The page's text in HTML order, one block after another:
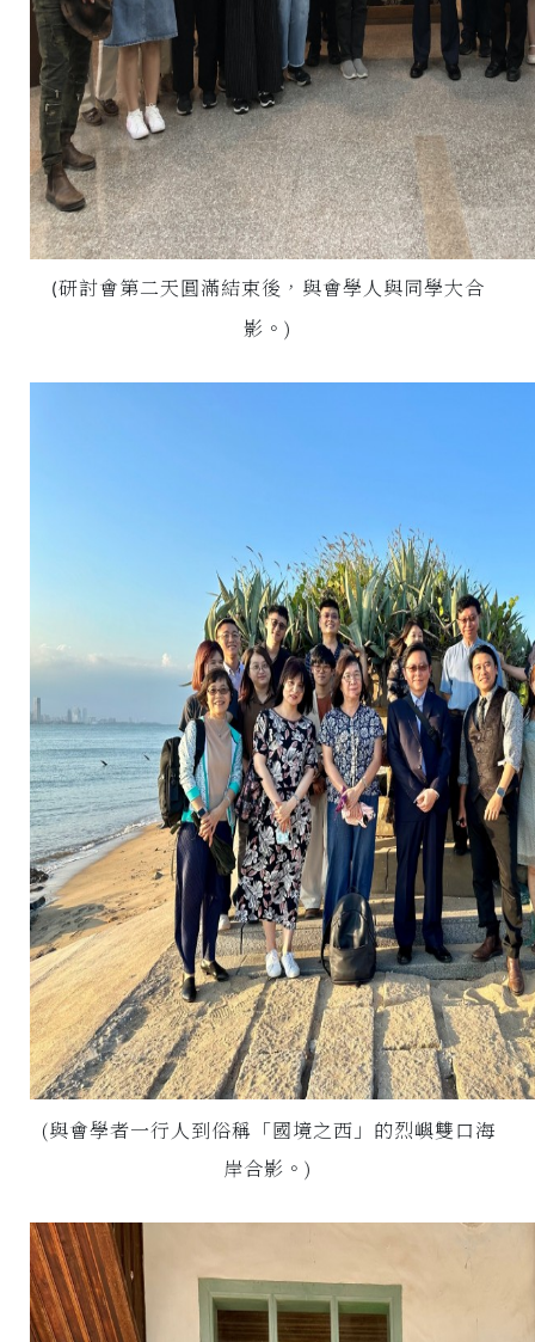
(研討會第二天圓滿結束後，與會學人與同學大合
影。 )
(與會學者一行人到俗稱「國境之西」的烈嶼雙口海
岸合影。)